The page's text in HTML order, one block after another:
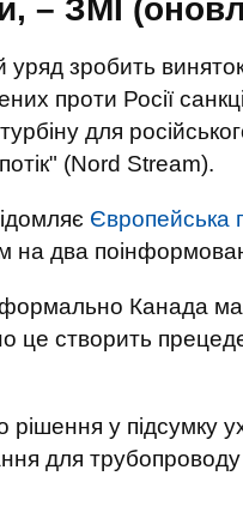
– ЗМІ
уряд зробить виняток
проти Росії
для
(Nord Stream).
Європейська
на два
формально Канада
це створить
у підсумку
для трубопроводу